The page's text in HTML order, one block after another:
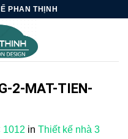
PHAN THỊNH
2-MAT-TIEN-
1012 in Thiết kế nhà 3